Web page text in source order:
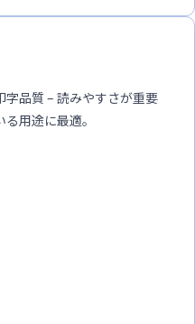
品質 – 読みやすさが重要
用途に最適。